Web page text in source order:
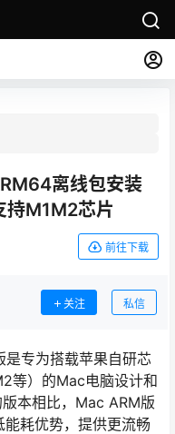
离线包安装
M1M2芯片
前往下载
关注 私信
专为搭载苹果自研芯
等）的Mac电脑设计和
本相比，Mac ARM版
耗优势，提供更流畅